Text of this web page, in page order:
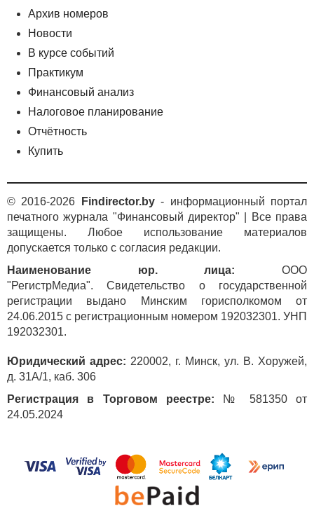
Архив номеров
Новости
В курсе событий
Практикум
Финансовый анализ
Налоговое планирование
Отчётность
Купить
© 2016-2026 Findirector.by- информационный портал
печатного журнала "Финансовый директор" | Все права
защищены. Любое использование материалов
допускается только с согласия редакции.
Наименование юр. лица: ООО
"РегистрМедиа". Свидетельство о государственной
регистрации выдано Минским горисполкомом от
24.06.2015 с регистрационным номером 192032301. УНП
192032301.
Юридический адрес: 220002, г. Минск, ул. В. Хоружей,
д. 31А/1, каб. 306
Регистрация в Торговом реестре: № 581350 от
24.05.2024